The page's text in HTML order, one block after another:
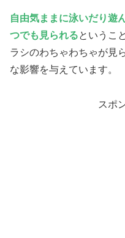
自由気ままに泳いだり遊
つでも見られるというこ
ラシのわちゃわちゃが見
な影響を与えています。
スポ